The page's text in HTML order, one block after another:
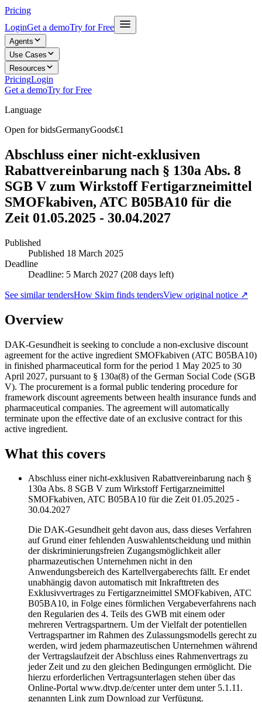
Pricing
LoginGet a demoTry for Free
Agents
Use Cases
Resources
PricingLogin
Get a demoTry for Free
Language
Open for bidsGermanyGoods€1
Abschluss einer nicht-exklusiven
Rabattvereinbarung nach § 130a Abs. 8
SGB V zum Wirkstoff Fertigarzneimittel
SMOFkabiven, ATC B05BA10 für die
Zeit 01.05.2025 - 30.04.2027
Published
Published 18 March 2025
Deadline
Deadline: 5 March 2027 (208 days left)
See similar tendersHow Skim finds tendersView original notice ↗
Overview
DAK-Gesundheit is seeking to conclude a non-exclusive discount
agreement for the active ingredient SMOFkabiven (ATC B05BA10)
in finished pharmaceutical form for the period 1 May 2025 to 30
April 2027, pursuant to § 130a(8) of the German Social Code (SGB
V). The procurement is a formal public tendering procedure for
framework discount agreements between health insurance funds and
pharmaceutical companies. The agreement will automatically
terminate upon the effective date of an exclusive contract for this
active ingredient.
What this covers
Abschluss einer nicht-exklusiven Rabattvereinbarung nach §
130a Abs. 8 SGB V zum Wirkstoff Fertigarzneimittel
SMOFkabiven, ATC B05BA10 für die Zeit 01.05.2025 -
30.04.2027
Die DAK-Gesundheit geht davon aus, dass dieses Verfahren
auf Grund einer fehlenden Auswahlentscheidung und mithin
der diskriminierungsfreien Zugangsmöglichkeit aller
pharmazeutischen Unternehmen nicht in den
Anwendungsbereich des Kartellvergaberechts fällt. Er endet
unabhängig davon automatisch mit Inkrafttreten des
Exklusivvertrages zu Fertigarzneimittel SMOFkabiven, ATC
B05BA10, in Folge eines förmlichen Vergabeverfahrens nach
den Regularien des 4. Teils des GWB mit einem oder
mehreren Vertragspartnern. Um der Vielfalt der potentiellen
Vertragspartner im Rahmen des Zulassungsmodells gerecht zu
werden, wird jedem pharmazeutischen Unternehmen während
der Vertragslaufzeit der Abschluss eines Rahmenvertrags zu
jeder Zeit und zu den gleichen Bedingungen ermöglicht. Die
hierzu erforderlichen Vertragsunterlagen stehen über das
Online-Portal www.dtvp.de/center unter dem unter 5.1.11.
genannten Link zum Download zur Verfügung.